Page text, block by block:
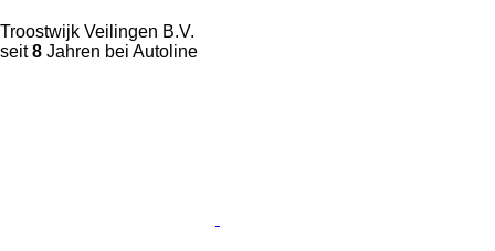
Troostwijk Veilingen B.V.
seit8 Jahren bei Autoline